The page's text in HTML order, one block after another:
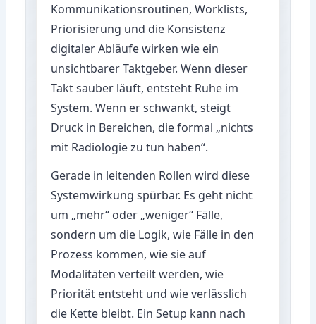
Kommunikationsroutinen, Worklists,
Priorisierung und die Konsistenz
digitaler Abläufe wirken wie ein
unsichtbarer Taktgeber. Wenn dieser
Takt sauber läuft, entsteht Ruhe im
System. Wenn er schwankt, steigt
Druck in Bereichen, die formal „nichts
mit Radiologie zu tun haben“.
Gerade in leitenden Rollen wird diese
Systemwirkung spürbar. Es geht nicht
um „mehr“ oder „weniger“ Fälle,
sondern um die Logik, wie Fälle in den
Prozess kommen, wie sie auf
Modalitäten verteilt werden, wie
Priorität entsteht und wie verlässlich
die Kette bleibt. Ein Setup kann nach